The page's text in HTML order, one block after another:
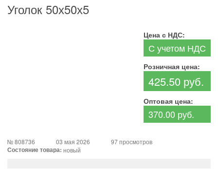
Уголок 50х50х5
Цена с НДС:
С учетом НДС
Розничная цена:
425.50 руб.
Оптовая цена:
370.00 руб.
№ 808736 03 мая 2026 97 просмотров
Состояние товара: новый